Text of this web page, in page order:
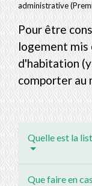
administrative
Pour être
logement mis
d'habitation
comporter au
Quelle est la
Que faire en